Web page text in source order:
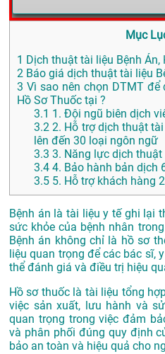
Mục
1 Dịch thuật tài liệu Bệnh
2 Báo giá dịch thuật tài liệu
3 Vì sao nên chọn DTMT để
Hồ Sơ Thuốc tại ?
3.1 1. Đội ngũ biên dịch
3.2 2. Hỗ trợ dịch thuật
lên đến 30 loại ngôn ngữ
3.3 3. Năng lực dịch
3.4 4. Bảo hành bản dịch
3.5 5. Hỗ trợ khách hàng
Bệnh án là tài liệu y tế ghi lại
sức khỏe của bệnh nhân
Bệnh án không chỉ là hồ sơ
liệu quan trọng để các bác sĩ,
thể đánh giá và điều trị hiệu
Hồ sơ thuốc là tài liệu tổng
việc sản xuất, lưu hành và
quan trọng trong việc đảm
và phân phối đúng quy định
bảo an toàn và hiệu quả cho